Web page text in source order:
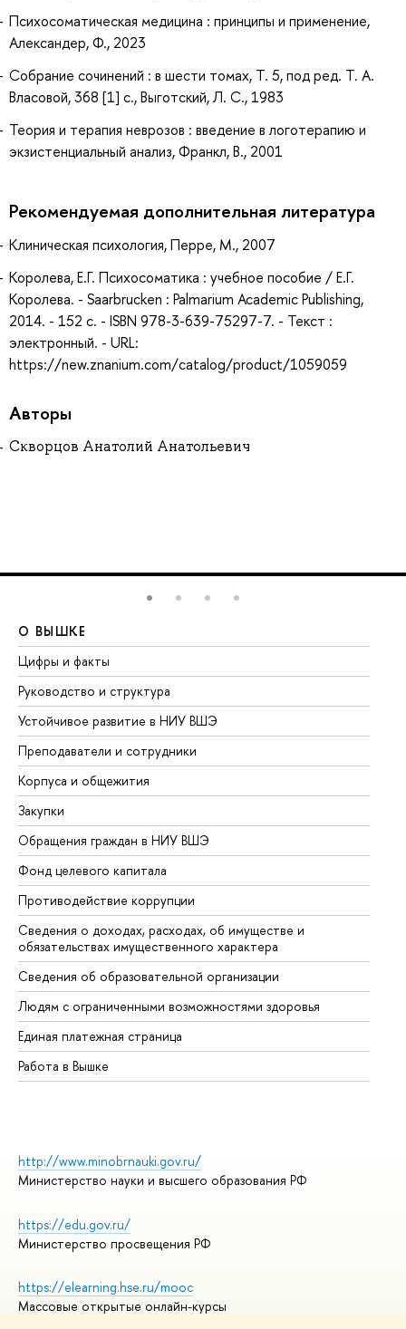
Психосоматическая медицина : принципы и применение,
Александер, Ф., 2023
Собрание сочинений : в шести томах, Т. 5, под ред. Т. А.
Власовой, 368 [1] с., Выготский, Л. С., 1983
Теория и терапия неврозов : введение в логотерапию и
экзистенциальный анализ, Франкл, В., 2001
Рекомендуемая дополнительная литература
Клиническая психология, Перре, М., 2007
Королева, Е.Г. Психосоматика : учебное пособие / Е.Г.
Королева. - Saarbrucken : Palmarium Academic Publishing,
2014. - 152 с. - ISBN 978-3-639-75297-7. - Текст :
электронный. - URL:
https://new.znanium.com/catalog/product/1059059
Авторы
Скворцов Анатолий Анатольевич
О ВЫШКЕ
Цифры и факты
Руководство и структура
Устойчивое развитие в НИУ ВШЭ
Преподаватели и сотрудники
Корпуса и общежития
Закупки
Обращения граждан в НИУ ВШЭ
Фонд целевого капитала
Противодействие коррупции
Сведения о доходах, расходах, об имуществе и
обязательствах имущественного характера
Сведения об образовательной организации
Людям с ограниченными возможностями здоровья
Единая платежная страница
Работа в Вышке
http://www.minobrnauki.gov.ru/
Министерство науки и высшего образования РФ
https://edu.gov.ru/
Министерство просвещения РФ
https://elearning.hse.ru/mooc
Массовые открытые онлайн-курсы